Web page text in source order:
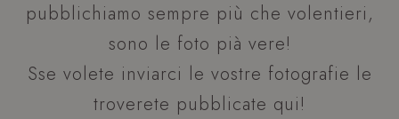
pubblichiamo sempre più che volentieri,
sono le foto pià vere!
Sse volete inviarci le vostre fotografie le
troverete pubblicate qui!